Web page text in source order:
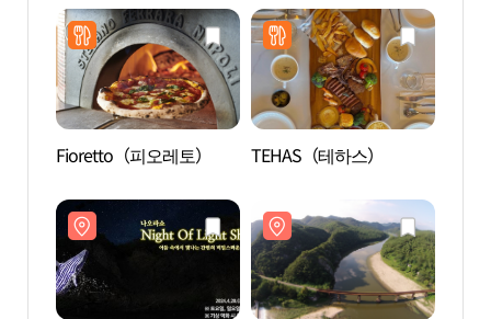
Fioretto（피오레토） TEHAS（테하스）